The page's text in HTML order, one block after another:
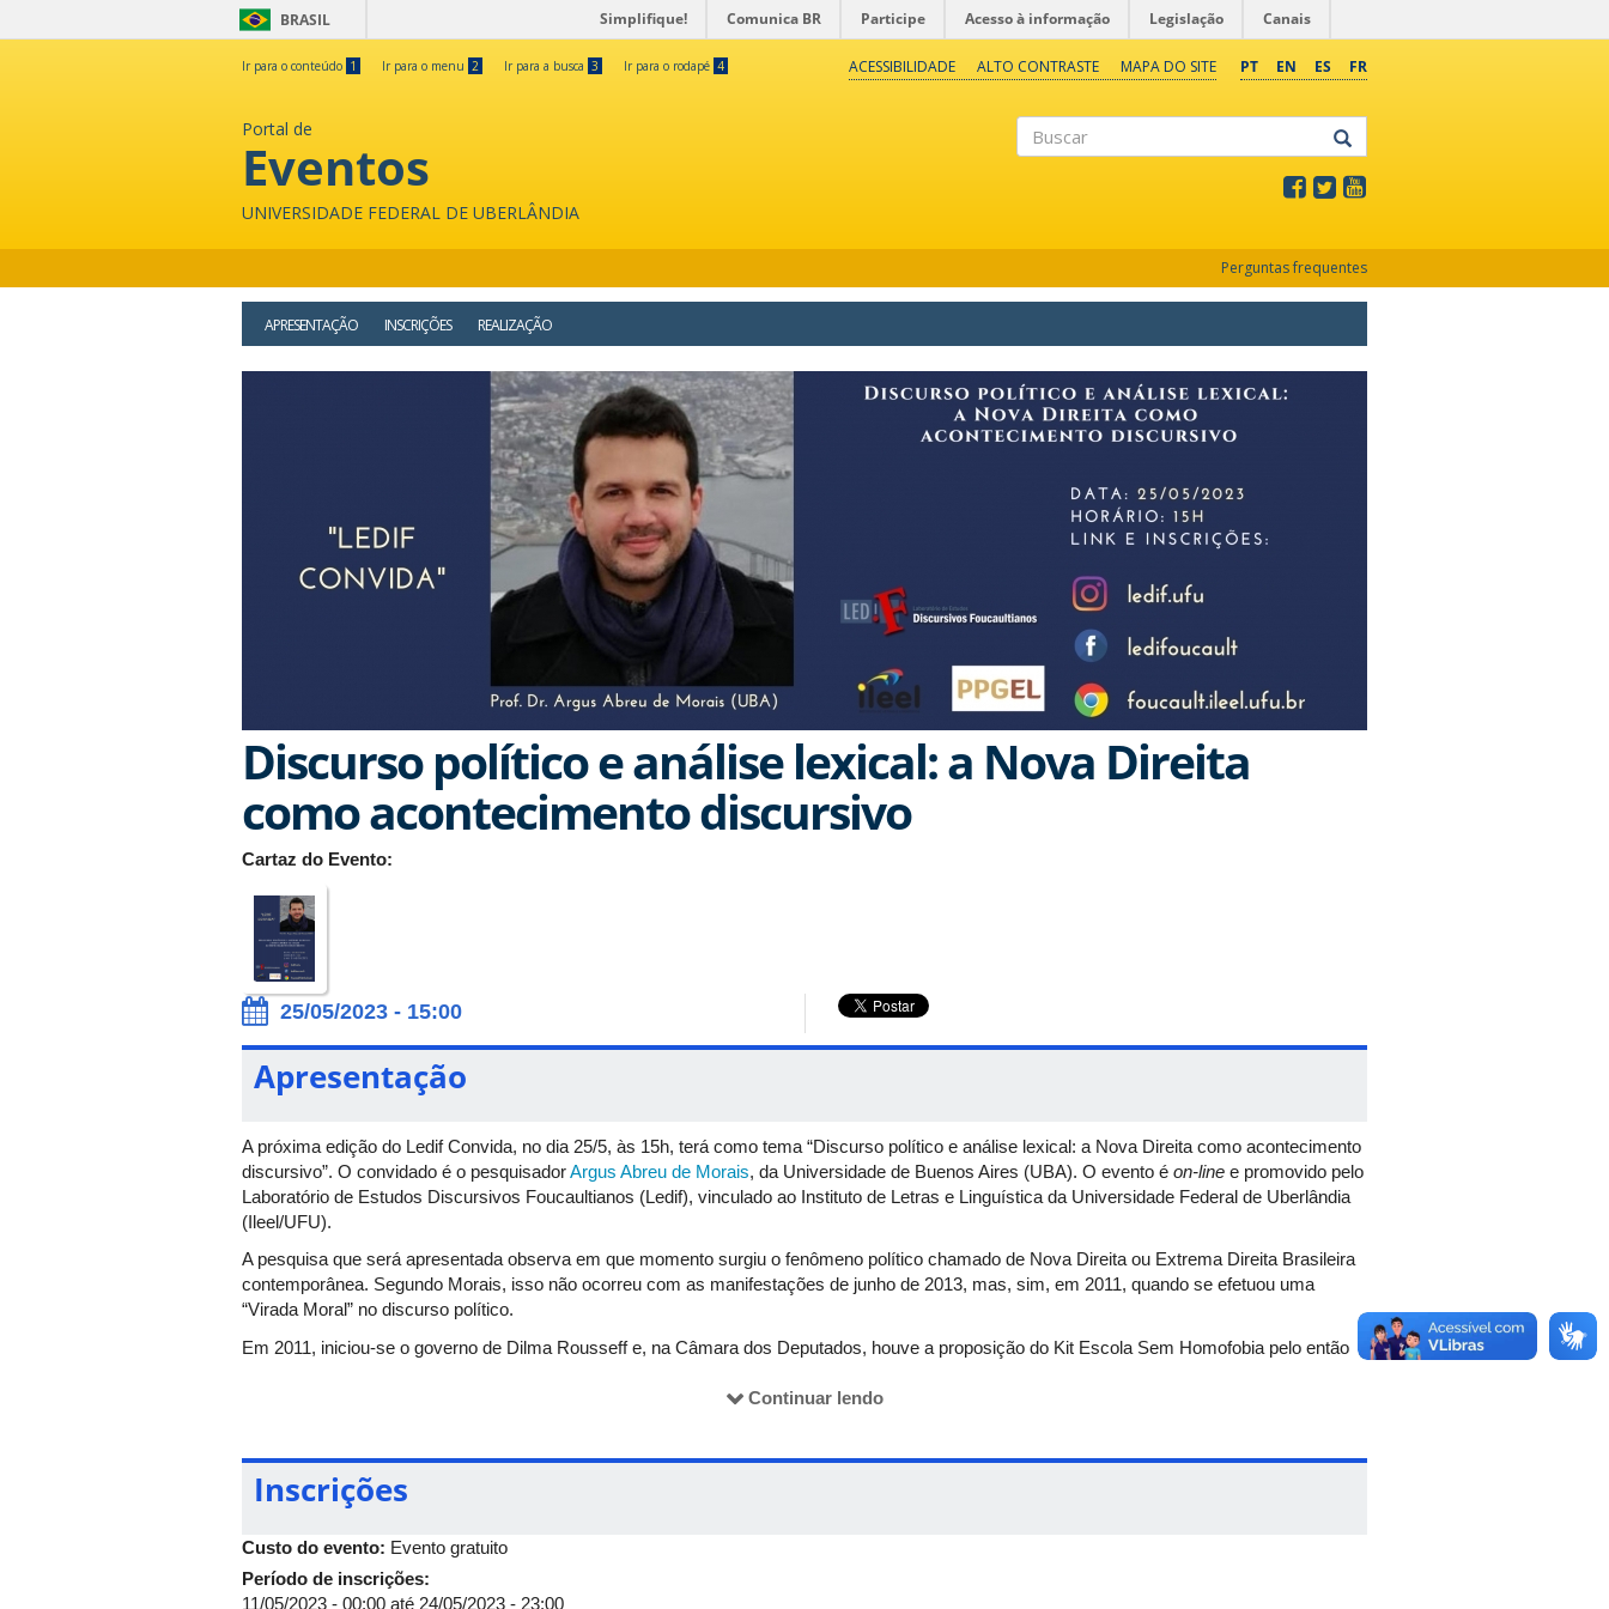
BRASIL Simplifique! Comunica BR Participe Acesso à informação Legislação Canais
Ir para o conteúdo 1 Ir para o menu 2 Ir para a busca 3 Ir para o rodapé 4 PT EN ES FR
ACESSIBILIDADE ALTO CONTRASTE MAPA DO SITE
Portal de
Eventos
UNIVERSIDADE FEDERAL DE UBERLÂNDIA
Perguntas frequentes
APRESENTAÇÃO INSCRIÇÕES REALIZAÇÃO
Discurso político e análise lexical: a Nova Direita
como acontecimento discursivo
Cartaz do Evento:
25/05/2023 - 15:00
Apresentação
A próxima edição do Ledif Convida, no dia 25/5, às 15h, terá como tema “Discurso político e análise lexical: a Nova Direita como acontecimento
discursivo”. O convidado é o pesquisadorArgus Abreu de Morais, da Universidade de Buenos Aires (UBA). O evento é on-line e promovido pelo
Laboratório de Estudos Discursivos Foucaultianos (Ledif), vinculado ao Instituto de Letras e Linguística da Universidade Federal de Uberlândia
(Ileel/UFU).
A pesquisa que será apresentada observa em que momento surgiu o fenômeno político chamado de Nova Direita ou Extrema Direita Brasileira
contemporânea. Segundo Morais, isso não ocorreu com as manifestações de junho de 2013, mas, sim, em 2011, quando se efetuou uma
“Virada Moral” no discurso político.
Em 2011, iniciou-se o governo de Dilma Rousseff e, na Câmara dos Deputados, houve a proposição do Kit Escola Sem Homofobia pelo então
Gay’, acusando-a de se tratar de uma política pública de promoção da sexualização de crianças e adolescentes e da pedofilia nas escolas
No mesmo ano, houve outros dois eventos institucionais decisivos: o reconhecimento pelo Supremo Tribunal Federal (STF) da legalidade do
casamento homoafetivo e a instalação da Comissão da Verdade para apurar graves violações de direitos humanos ocorridas entre 1946 e
Morais aproxima o debate historiográfico do debate linguístico sobre o tema a partir das ferramentas teóricas da Análise do Discurso, mais
especificamente com métodos qualiquantitativos de análise lexical. Ele coletou 922 notas taquigráficas dos pronunciamentos do então deputado
federal Jair Bolsonaro, na Câmara, no período de 2000 a 2018, totalizando aproximadamente 422 mil palavras. “Analisamos, especialmente, o
Continuar lendo
Inscrições
Custo do evento: Evento gratuito
Período de inscrições:
11/05/2023 - 00:00 até 24/05/2023 - 23:00